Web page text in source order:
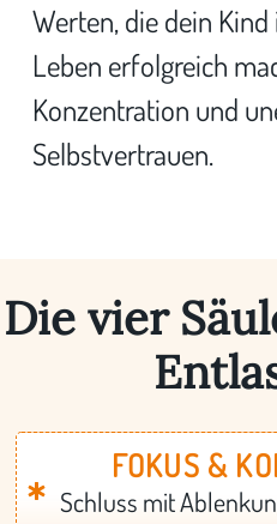
Werten, die dein
Leben erfolgreich
Konzentration und
Selbstvertrauen.
Die vier
FOKUS &
Schluss mit